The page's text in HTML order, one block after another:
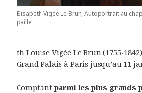
Elisabeth Vigée Le Brun, Autoportrait au
paille
th Louise Vigée Le Brun (1755-
Grand Palais à Paris jusqu’au 11
Comptantparmi les plus grands